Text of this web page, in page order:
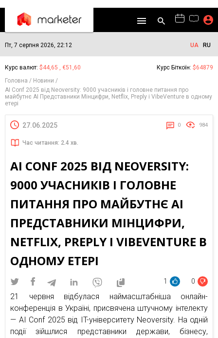
Пт, 7 серпня 2026, 22:12 UA RU
Курс валют: $44,65 , €51,60 Курс Біткоїн: $64879
Головна
Новини
AI Conf 2025 від Neoversity: 9000 учасників і головне питання про
майбутнє AI Представники Мінцифри, Netflix, Preply і VibeVenture в одному
етері
27.06.2025 0 984
Час читання: 2.4 хв.
AI CONF 2025 ВІД NEOVERSITY:
9000 УЧАСНИКІВ І ГОЛОВНЕ
ПИТАННЯ ПРО МАЙБУТНЄ AI
ПРЕДСТАВНИКИ МІНЦИФРИ,
NETFLIX, PREPLY І VIBEVENTURE В
ОДНОМУ ЕТЕРІ
1 0
21 червня відбулася наймасштабніша онлайн-
конференція в Україні, присвячена штучному інтелекту
— AI Conf 2025 від IT-університету Neoversity. На одній
події зійшлися представники держави, бізнесу,